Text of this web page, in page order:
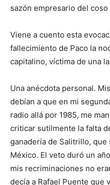
sazón empresario del coso
Viene a cuento esta
fallecimiento de Paco la
capitalino, víctima de una
Una anécdota personal.
debían a que en mi
radio allá por 1985, me
criticar sutilmente la falta
ganadería de Salitrillo, que
México. El veto duró un
mis recriminaciones no
decía a Rafael Puente que